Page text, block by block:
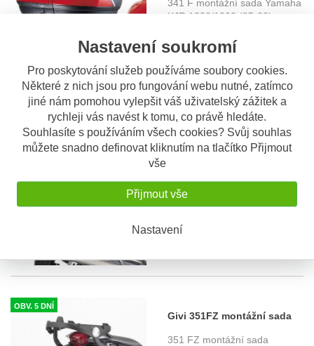
Nastavení soukromí
Pro poskytování služeb používáme soubory cookies.
Některé z nich jsou pro fungování webu nutné, zatímco
jiné nám pomohou vylepšit váš uživatelský zážitek a
rychleji vás navést k tomu, co právě hledáte.
Souhlasíte s používáním všech cookies? Svůj souhlas
můžete snadno definovat kliknutím na tlačítko Přijmout
vše
Přijmout vše
Nastavení
1200/1300 (95-03)
341 F montážní sada Yamaha
XJR 1200/1300 (95-03) pro
OBV. 3 TÝDNY
Givi 347F horní nosič
TDM 900 (02-) pro Monorack
...
OBV. 5 DNÍ
Givi 351FZ montážní sada
horního nosiče Yamaha FZ6
351 FZ montážní sada